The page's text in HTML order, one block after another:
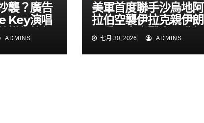
襲？廣告
Key演唱
細節怒
ADMINS
美軍首度聯手沙烏地阿
拉伯空襲伊拉克親伊朗
民兵！中東戰火再升級
七月 30, 2026 ADMINS